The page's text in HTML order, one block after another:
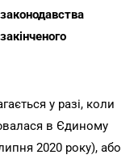
у разі, коли
в Єдиному
2020 року), або